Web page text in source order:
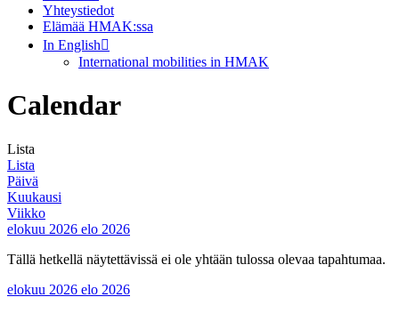
Yhteystiedot
Elämää HMAK:ssa
In English
International mobilities in HMAK
Calendar
Lista
Lista
Päivä
Kuukausi
Viikko
elokuu 2026 elo 2026
Tällä hetkellä näytettävissä ei ole yhtään tulossa olevaa tapahtumaa.
elokuu 2026 elo 2026